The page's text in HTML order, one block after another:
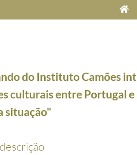
Narayanan e perfil
do Instituto Camões
culturais entre Portugal e
situação"